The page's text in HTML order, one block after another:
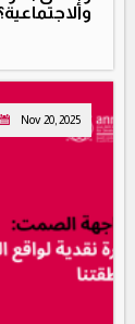
Nov 20, 2025